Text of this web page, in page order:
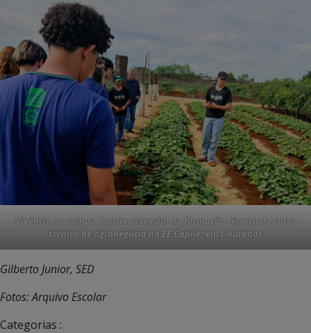
Vivência no campo é parte essencial da formação técnica do curso
técnico de agronegócio na EE Capilé, em Dourados
Gilberto Junior, SED
Fotos: Arquivo Escolar
Categorias :